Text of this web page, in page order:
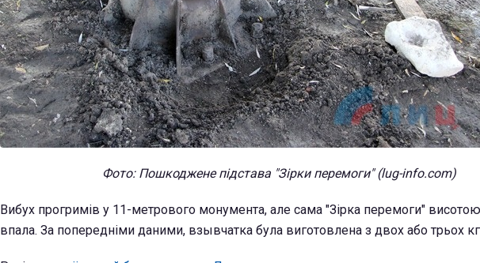
Фото: Пошкоджене підстава "Зірки перемоги" (lug-info.com)
Вибух прогримів у 11-метрового монумента, але сама "Зірка перемоги"
впала. За попередніми даними, взывчатка була виготовлена з двох або трьох